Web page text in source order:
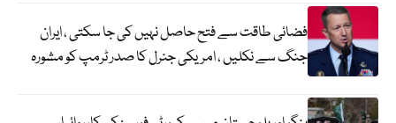
فضائی طاقت سے فتح حاصل نہیں کی جا سکتی ، ایران
جنگ سے نکلیں ، امریکی جنرل کا صدر ٹرمپ کو مشورہ